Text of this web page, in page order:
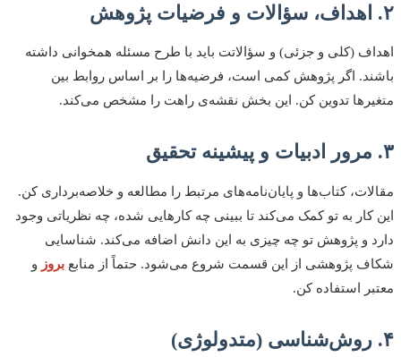
۲. اهداف، سؤالات و فرضیات پژوهش
اهداف (کلی و جزئی) و سؤالاتت باید با طرح مسئله همخوانی داشته
باشند. اگر پژوهش کمی است، فرضیه‌ها را بر اساس روابط بین
متغیرها تدوین کن. این بخش نقشه‌ی راهت را مشخص می‌کند.
۳. مرور ادبیات و پیشینه تحقیق
مقالات، کتاب‌ها و پایان‌نامه‌های مرتبط را مطالعه و خلاصه‌برداری کن.
این کار به تو کمک می‌کند تا ببینی چه کارهایی شده، چه نظریاتی وجود
دارد و پژوهش تو چه چیزی به این دانش اضافه می‌کند. شناسایی
شکاف پژوهشی از این قسمت شروع می‌شود. حتماً از منابع بروز و
معتبر استفاده کن.
۴. روش‌شناسی (متدولوژی)